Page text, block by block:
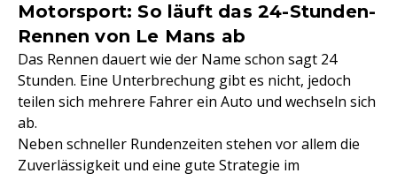
Motorsport: So läuft das 24-Stunden-
Rennen von Le Mans ab
Das Rennen dauert wie der Name schon sagt 24
Stunden. Eine Unterbrechung gibt es nicht, jedoch
teilen sich mehrere Fahrer ein Auto und wechseln sich
ab.
Neben schneller Rundenzeiten stehen vor allem die
Zuverlässigkeit und eine gute Strategie im